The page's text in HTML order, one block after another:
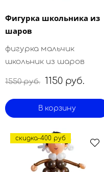
Фигурка школьника из
шаров
фигурка мальчик
школьник из шаров
1550 руб. 1150 руб.
В корзину
скидка-400 руб